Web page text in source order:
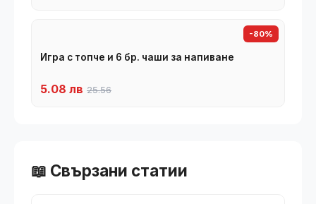
-80%
Игра с топче и 6 бр. чаши за напиване
5.08 лв 25.56
📖 Свързани статии